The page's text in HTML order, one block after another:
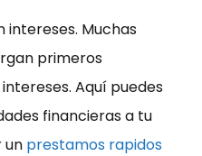
intereses. Muchas
primeros
Aquí puedes
financieras a tu
un prestamos rapidos